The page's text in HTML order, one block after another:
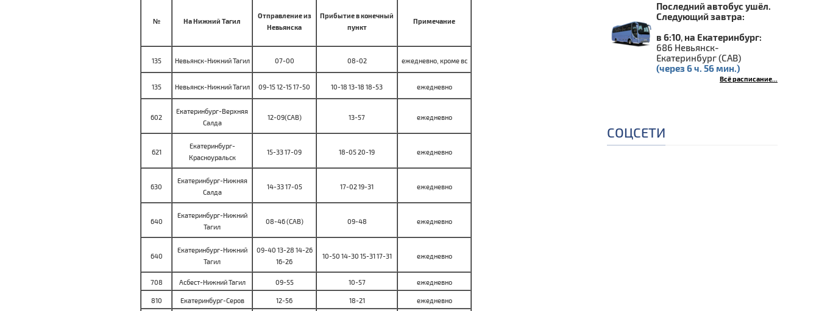
№ На Нижний Тагил
Отправление из
Невьянска
Прибытие в конечный
пункт
Примечание
135 Невьянск-Нижний Тагил 07-00 08-02 ежедневно, кроме вс
135 Невьянск-Нижний Тагил 09-15 12-15 17-50 10-18 13-18 18-53 ежедневно
602
Екатеринбург-Верхняя
Салда
12-09(САВ) 13-57 ежедневно
621
Екатеринбург-
Красноуральск
15-33 17-09 18-05 20-19 ежедневно
630
Екатеринбург-Нижняя
Салда
14-33 17-05 17-02 19-31 ежедневно
640
Екатеринбург-Нижний
Тагил
08-46 (САВ) 09-48 ежедневно
640
Екатеринбург-Нижний
Тагил
09-40 13-28 14-26
16-26
10-50 14-30 15-31 17-31 ежедневно
708 Асбест-Нижний Тагил 09-55 10-57 ежедневно
810 Екатеринбург-Серов 12-56 18-21 ежедневно
Последний автобус ушёл.
Следующий завтра:
в 6:10, на Екатеринбург:
686 Невьянск-
Екатеринбург (САВ)
(через 6 ч. 56 мин.)
Всё расписание...
СОЦСЕТИ